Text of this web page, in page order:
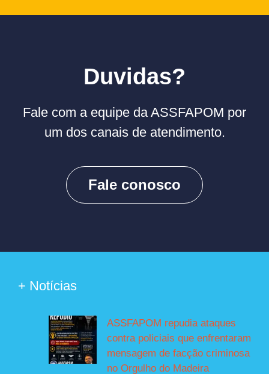
Duvidas?
Fale com a equipe da ASSFAPOM por
um dos canais de atendimento.
Fale conosco
+ Notícias
ASSFAPOM repudia ataques
contra policiais que enfrentaram
mensagem de facção criminosa
no Orgulho do Madeira